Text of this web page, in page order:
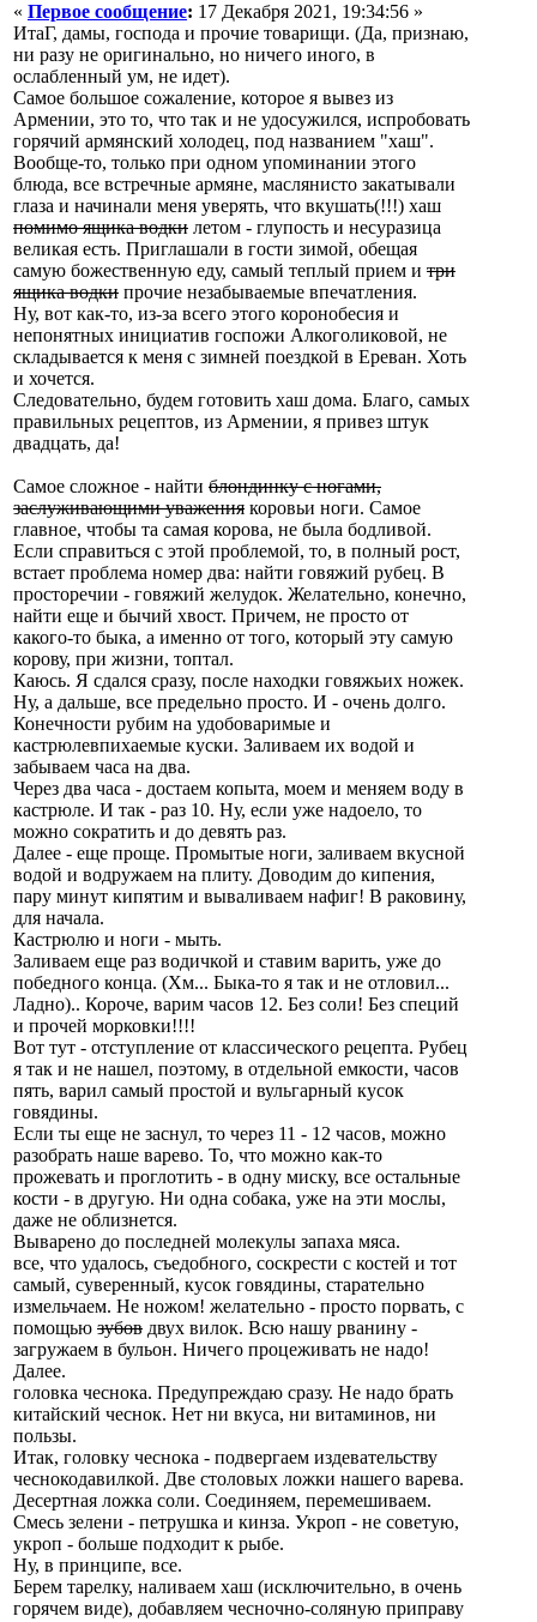
« Первое сообщение: 17 Декабря 2021, 19:34:56 »
ИтаГ, дамы, господа и прочие товарищи. (Да, признаю,
ни разу не оригинально, но ничего иного, в
ослабленный ум, не идет).
Самое большое сожаление, которое я вывез из
Армении, это то, что так и не удосужился, испробовать
горячий армянский холодец, под названием "хаш".
Вообще-то, только при одном упоминании этого
блюда, все встречные армяне, маслянисто закатывали
глаза и начинали меня уверять, что вкушать(!!!) хаш
помимо ящика водки летом - глупость и несуразица
великая есть. Приглашали в гости зимой, обещая
самую божественную еду, самый теплый прием и три
ящика водки прочие незабываемые впечатления.
Ну, вот как-то, из-за всего этого коронобесия и
непонятных инициатив госпожи Алкоголиковой, не
складывается к меня с зимней поездкой в Ереван. Хоть
и хочется.
Следовательно, будем готовить хаш дома. Благо, самых
правильных рецептов, из Армении, я привез штук
двадцать, да!
Самое сложное - найти блондинку с ногами,
заслуживающими уважения коровьи ноги. Самое
главное, чтобы та самая корова, не была бодливой.
Если справиться с этой проблемой, то, в полный рост,
встает проблема номер два: найти говяжий рубец. В
просторечии - говяжий желудок. Желательно, конечно,
найти еще и бычий хвост. Причем, не просто от
какого-то быка, а именно от того, который эту самую
корову, при жизни, топтал.
Каюсь. Я сдался сразу, после находки говяжьих ножек.
Ну, а дальше, все предельно просто. И - очень долго.
Конечности рубим на удобоваримые и
кастрюлевпихаемые куски. Заливаем их водой и
забываем часа на два.
Через два часа - достаем копыта, моем и меняем воду в
кастрюле. И так - раз 10. Ну, если уже надоело, то
можно сократить и до девять раз.
Далее - еще проще. Промытые ноги, заливаем вкусной
водой и водружаем на плиту. Доводим до кипения,
пару минут кипятим и вываливаем нафиг! В раковину,
для начала.
Кастрюлю и ноги - мыть.
Заливаем еще раз водичкой и ставим варить, уже до
победного конца. (Хм... Быка-то я так и не отловил...
Ладно).. Короче, варим часов 12. Без соли! Без специй
и прочей морковки!!!!
Вот тут - отступление от классического рецепта. Рубец
я так и не нашел, поэтому, в отдельной емкости, часов
пять, варил самый простой и вульгарный кусок
говядины.
Если ты еще не заснул, то через 11 - 12 часов, можно
разобрать наше варево. То, что можно как-то
прожевать и проглотить - в одну миску, все остальные
кости - в другую. Ни одна собака, уже на эти мослы,
даже не облизнется.
Выварено до последней молекулы запаха мяса.
все, что удалось, съедобного, соскрести с костей и тот
самый, суверенный, кусок говядины, старательно
измельчаем. Не ножом! желательно - просто порвать, с
помощью зубов двух вилок. Всю нашу рванину -
загружаем в бульон. Ничего процеживать не надо!
Далее.
головка чеснока. Предупреждаю сразу. Не надо брать
китайский чеснок. Нет ни вкуса, ни витаминов, ни
пользы.
Итак, головку чеснока - подвергаем издевательству
чеснокодавилкой. Две столовых ложки нашего варева.
Десертная ложка соли. Соединяем, перемешиваем.
Смесь зелени - петрушка и кинза. Укроп - не советую,
укроп - больше подходит к рыбе.
Ну, в принципе, все.
Берем тарелку, наливаем хаш (исключительно, в очень
горячем виде), добавляем чесночно-соляную приправу